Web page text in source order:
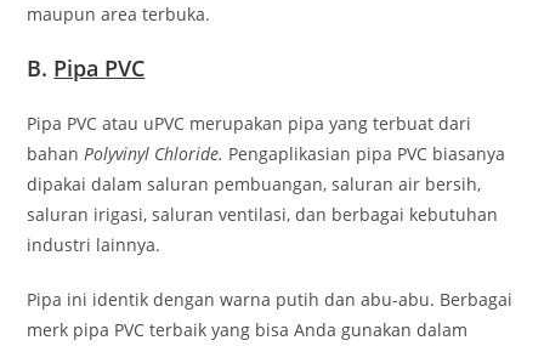
maupun area terbuka.
B. Pipa PVC
Pipa PVC atau uPVC merupakan pipa yang terbuat dari
bahanPolyvinyl Chloride. Pengaplikasian pipa PVC biasanya
dipakai dalam saluran pembuangan, saluran air bersih,
saluran irigasi, saluran ventilasi, dan berbagai kebutuhan
industri lainnya.
Pipa ini identik dengan warna putih dan abu-abu. Berbagai
merk pipa PVC terbaik yang bisa Anda gunakan dalam